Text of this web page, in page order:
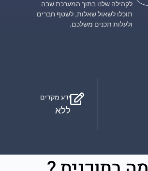
לקהילה שלנו בתוך המערכת שבה
תוכלו לשאול שאלות, לשטף חברים
ולעלות תכנים משלכם.
ידע מקדים
ללא